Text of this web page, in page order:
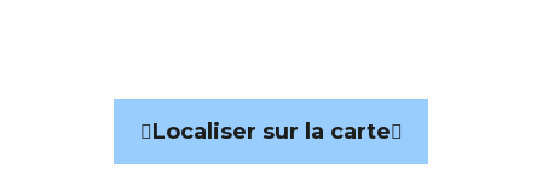
Surface du terrainLocaliser sur la carte